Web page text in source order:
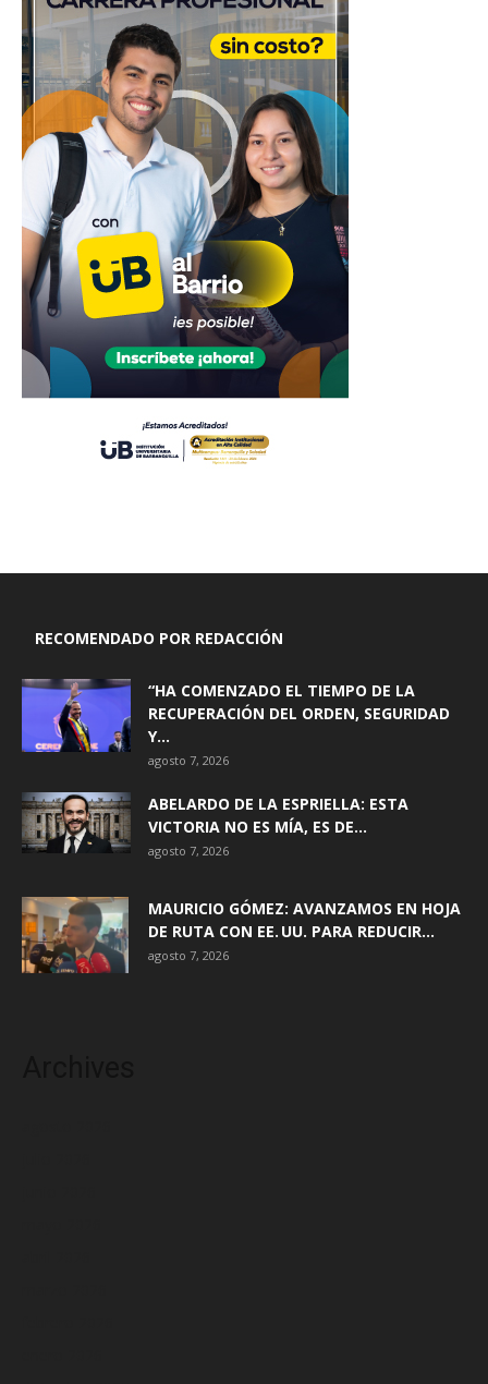
RECOMENDADO POR REDACCIÓN
“HA COMENZADO EL TIEMPO DE LA
RECUPERACIÓN DEL ORDEN, SEGURIDAD
Y...
agosto 7, 2026
ABELARDO DE LA ESPRIELLA: ESTA
VICTORIA NO ES MÍA, ES DE...
agosto 7, 2026
MAURICIO GÓMEZ: AVANZAMOS EN HOJA
DE RUTA CON EE. UU. PARA REDUCIR...
agosto 7, 2026